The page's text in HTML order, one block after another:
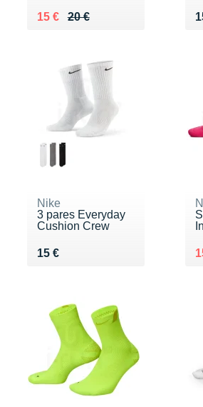
20 €
Au lieu de 20 €
15 €
Vendu 15 €
Nike
3 pares Everyday
Cushion Crew
15 €
Vendu 15 €